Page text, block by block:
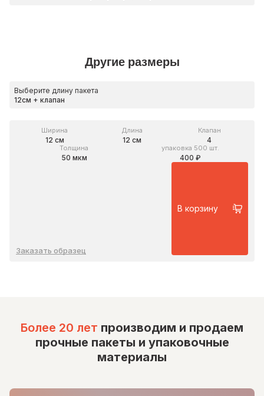
Другие размеры
Выберите длину пакета
Ширина
12 см
Длина
12 см
Клапан
4
Толщина
50 мкм
упаковка 500 шт.
400 ₽
Заказать образец
В корзину
Более 20 лет производим и продаем
прочные пакеты и упаковочные
материалы